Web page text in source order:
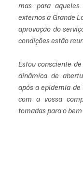
mas para
externos à Grande
aprovação do
condições estão
Estou consciente
dinâmica de
após a epidemia de
com a vossa
tomadas para o